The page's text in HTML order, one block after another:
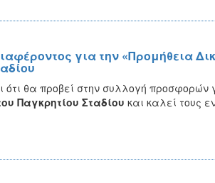
για την «Προμήθεια
θα προβεί στην συλλογή προσφορών
Παγκρητίου Σταδίου και καλεί τους